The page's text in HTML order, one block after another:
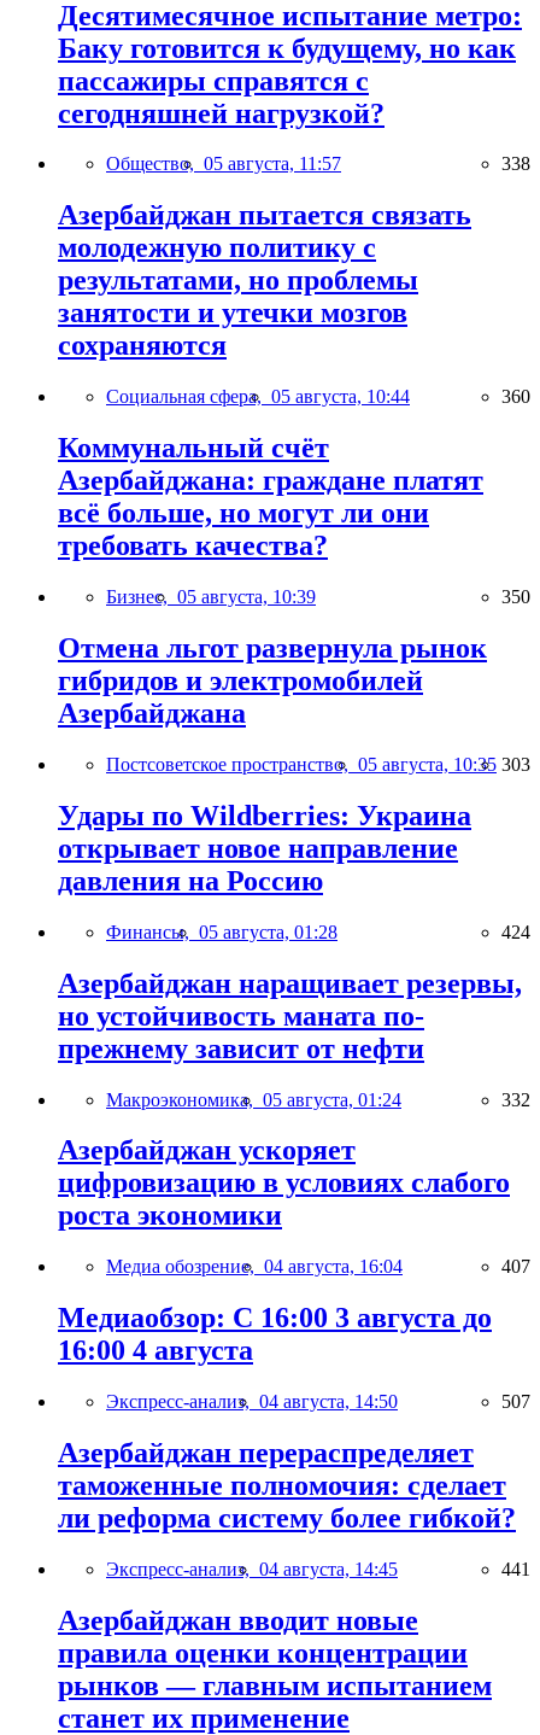
Десятимесячное испытание метро:
Баку готовится к будущему, но как
пассажиры справятся с
сегодняшней нагрузкой?
Общество, 05 августа, 11:57 338
Азербайджан пытается связать
молодежную политику с
результатами, но проблемы
занятости и утечки мозгов
сохраняются
Социальная сфера, 05 августа, 10:44 360
Коммунальный счёт
Азербайджана: граждане платят
всё больше, но могут ли они
требовать качества?
Бизнес, 05 августа, 10:39 350
Отмена льгот развернула рынок
гибридов и электромобилей
Азербайджана
Постсоветское пространство, 05 августа, 10:35 303
Удары по Wildberries: Украина
открывает новое направление
давления на Россию
Финансы, 05 августа, 01:28 424
Азербайджан наращивает резервы,
но устойчивость маната по-
прежнему зависит от нефти
Макроэкономика, 05 августа, 01:24 332
Азербайджан ускоряет
цифровизацию в условиях слабого
роста экономики
Медиа обозрение, 04 августа, 16:04 407
Медиаобзор: С 16:00 3 августа до
16:00 4 августа
Экспресс-анализ, 04 августа, 14:50 507
Азербайджан перераспределяет
таможенные полномочия: сделает
ли реформа систему более гибкой?
Экспресс-анализ, 04 августа, 14:45 441
Азербайджан вводит новые
правила оценки концентрации
рынков — главным испытанием
станет их применение